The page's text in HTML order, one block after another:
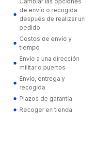
de envío o recogida
después de realizar un
pedido
Costos de envío y
tiempo
Envío a una dirección
militar o puertos
Envío, entrega y
recogida
Plazos de garantía
Recoger en tienda